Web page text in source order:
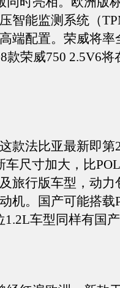
智能监测系统（
端配置。荣威将率
款荣威750 2.5V6将
法比亚最新即第
尺寸加大，比
旅行版车型，动力
机。国产可能搭载
1.2L车型同样有国